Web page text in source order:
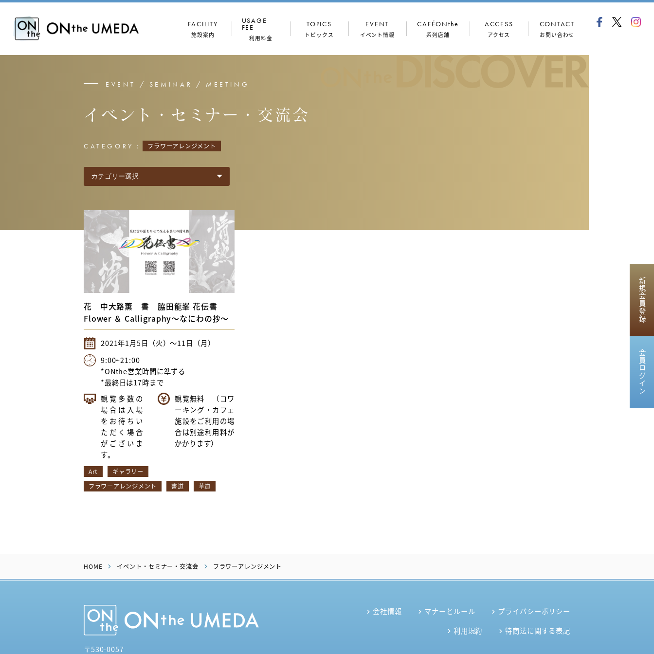
FACILITY
施設案内
TALK
セミナールーム
ONthe
BOX（ギャラリー）
Introduction of
ONthe UMEDA
USAGE
FEE
利用料金
TOPICS
トピックス
EVENT
イベント情報
CAFÉONthe
系列店舗
ACCESS
アクセス
CONTACT
お問い合わせ
新規会員登録
会員ログイン
EVENT / SEMINAR / MEETING
イベント・セミナー・交流会
CATEGORY： フラワーアレンジメント
花 中大路薫 書 脇田龍峯 花伝書
Flower ＆ Calligraphy～なにわの抄～
2021年1月5日（火）〜11日（月）
9:00~21:00
*ONthe営業時間に準ずる
*最終日は17時まで
観覧多数の
場合は入場
をお待ちい
ただく場合
がございま
す。
観覧無料 （コワ
ーキング・カフェ
施設をご利用の場
合は別途利用料が
かかります）
Art
ギャラリー
フラワーアレンジメント
書道 華道
HOME イベント・セミナー・交流会 フラワーアレンジメント
〒530-0057
会社情報 マナーとルール
プライバシーポリシー
利用規約
特商法に関する表記